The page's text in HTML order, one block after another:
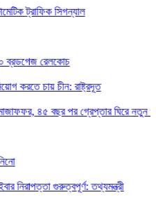
সিগন্যাল
চীন: রাষ্ট্রদূত
বছর পর গ্রেপ্তার ঘিরে নতুন প্রশ্ন
গুরুত্বপূর্ণ: তথ্যমন্ত্রী